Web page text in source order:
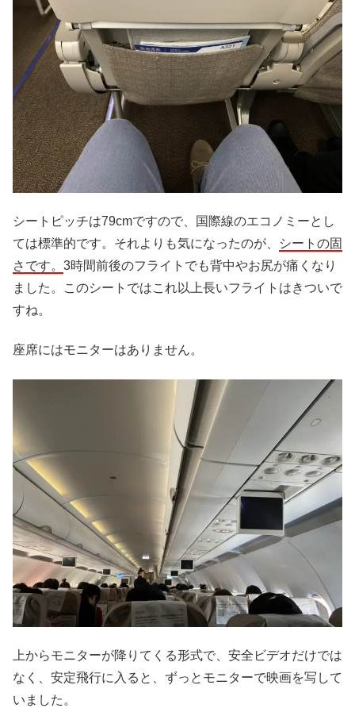
シートピッチは79cmですので、国際線のエコノミーとし
ては標準的です。それよりも気になったのが、
シートの固
さです。 3時間前後のフライトでも背中やお尻が痛くなり
ました。このシートではこれ以上長いフライトはきついで
すね。
座席にはモニターはありません。
上からモニターが降りてくる形式で、安全ビデオだけでは
なく、安定飛行に入ると、ずっとモニターで映画を写して
いました。